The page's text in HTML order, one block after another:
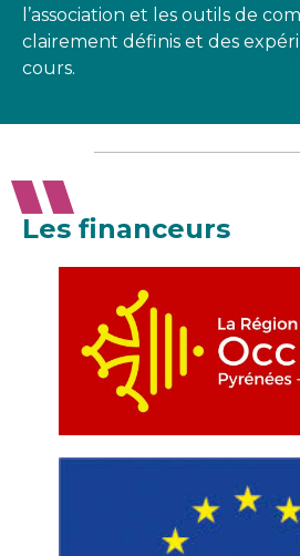
l’association et les outils de
clairement définis et des
cours.
Les financeurs